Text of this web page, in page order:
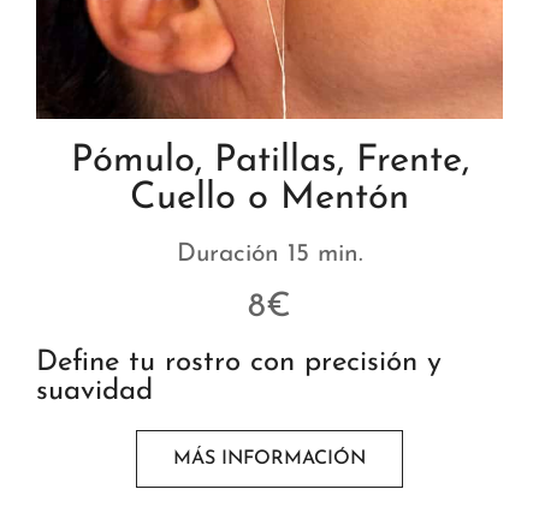
Pómulo, Patillas, Frente,
Cuello o Mentón
Duración 15 min.
8€
Define tu rostro con precisión y
suavidad
MÁS INFORMACIÓN